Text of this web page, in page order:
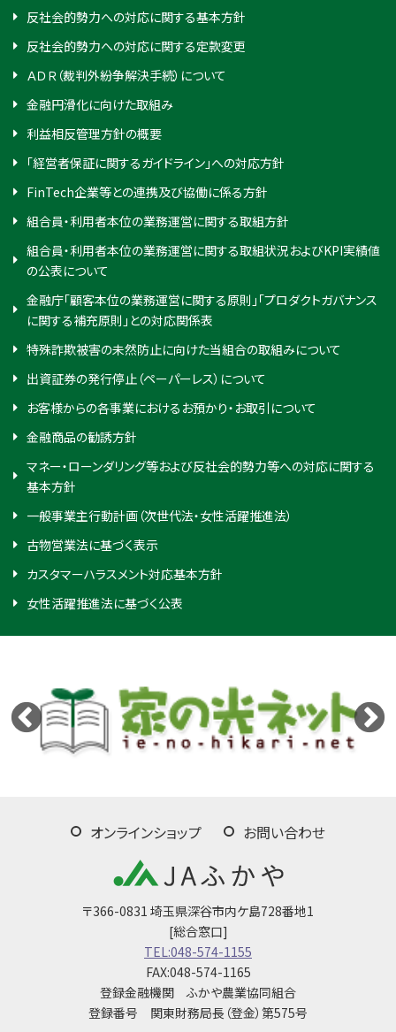
反社会的勢力への対応に関する基本方針
反社会的勢力への対応に関する定款変更
ＡＤＲ（裁判外紛争解決手続）について
金融円滑化に向けた取組み
利益相反管理方針の概要
「経営者保証に関するガイドライン」への対応方針
FinTech企業等との連携及び協働に係る方針
組合員・利用者本位の業務運営に関する取組方針
組合員・利用者本位の業務運営に関する取組状況およびKPI実績値
の公表について
金融庁「顧客本位の業務運営に関する原則」「プロダクトガバナンス
に関する補充原則」との対応関係表
特殊詐欺被害の未然防止に向けた当組合の取組みについて
出資証券の発行停止（ペーパーレス）について
お客様からの各事業におけるお預かり・お取引について
金融商品の勧誘方針
マネー・ローンダリング等および反社会的勢力等への対応に関する
基本方針
一般事業主行動計画（次世代法・女性活躍推進法）
古物営業法に基づく表示
カスタマーハラスメント対応基本方針
女性活躍推進法に基づく公表
〒366-0831 埼玉県深谷市内ケ島728番地1
[総合窓口]
TEL:048-574-1155
FAX:048-574-1165
登録金融機関 ふかや農業協同組合
登録番号 関東財務局長（登金）第575号
オンラインショップ お問い合わせ